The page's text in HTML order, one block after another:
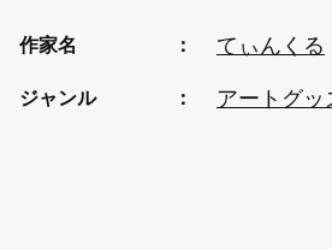
作家名 てぃんくる
ジャンル アートグッ